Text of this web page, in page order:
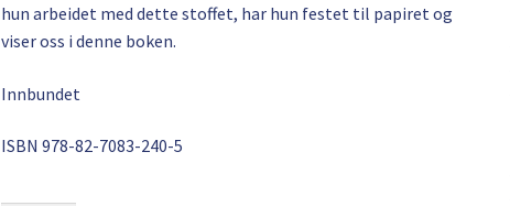
hun arbeidet med dette stoffet, har hun festet til papiret og
viser oss i denne boken.
Innbundet
ISBN 978-82-7083-240-5